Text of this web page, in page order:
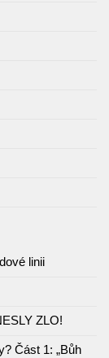
linii
ZLO!
Část 1: „Bůh